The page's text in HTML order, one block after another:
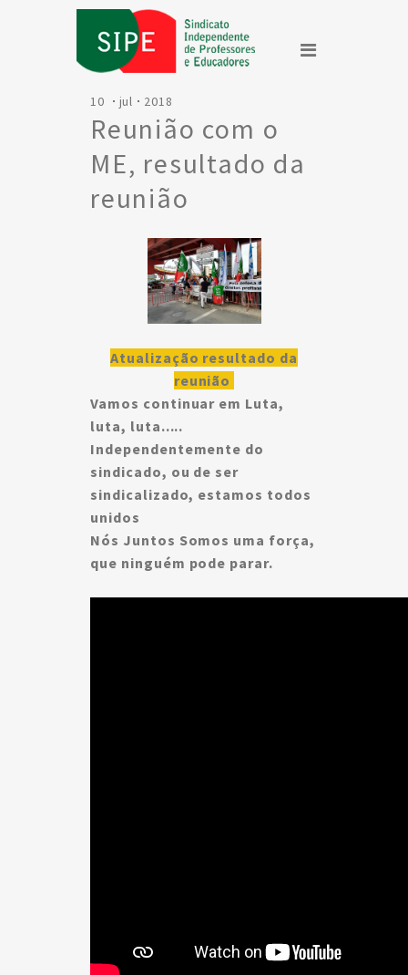
10 jul 2018
Reunião com o
ME, resultado da
reunião
Atualização resultado da
reunião
Vamos continuar em Luta,
luta, luta.....
Independentemente do
sindicado, ou de ser
sindicalizado, estamos todos
unidos
Nós Juntos Somos uma força,
que ninguém pode parar.